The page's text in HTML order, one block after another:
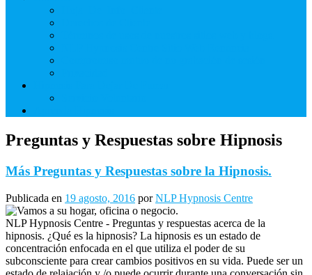
Preguntas y Respuestas sobre Hipnosis
Más Preguntas y Respuestas sobre la Hipnosis.
Publicada en 19 agosto, 2016 porNLP Hypnosis Centre
NLP Hypnosis Centre - Preguntas y respuestas acerca de la
hipnosis. ¿Qué es la hipnosis? La hipnosis es un estado de
concentración enfocada en el que utiliza el poder de su
subconsciente para crear cambios positivos en su vida. Puede ser un